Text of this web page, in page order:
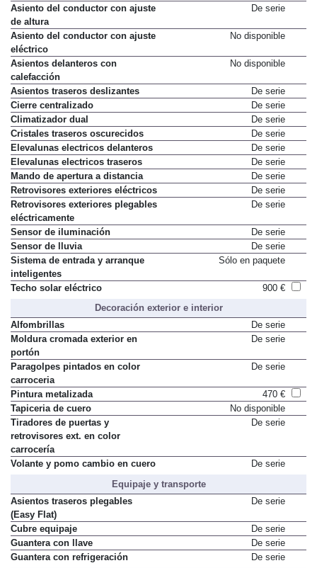
Asiento del conductor con ajuste
de altura
De serie
Asiento del conductor con ajuste
eléctrico
No disponible
Asientos delanteros con
calefacción
No disponible
Asientos traseros deslizantes
De serie
Cierre centralizado
De serie
Climatizador dual
De serie
Cristales traseros oscurecidos
De serie
Elevalunas electricos delanteros
De serie
Elevalunas electricos traseros
De serie
Mando de apertura a distancia
De serie
Retrovisores exteriores eléctricos
De serie
Retrovisores exteriores plegables
eléctricamente
De serie
Sensor de iluminación
De serie
Sensor de lluvia
De serie
Sistema de entrada y arranque
inteligentes
Sólo en paquete
Techo solar eléctrico
900 €
Decoración exterior e interior
Alfombrillas
De serie
Moldura cromada exterior en
portón
De serie
Paragolpes pintados en color
carroceria
De serie
Pintura metalizada
470 €
Tapiceria de cuero
No disponible
Tiradores de puertas y
retrovisores ext. en color
carrocería
De serie
Volante y pomo cambio en cuero
De serie
Equipaje y transporte
Asientos traseros plegables
(Easy Flat)
De serie
Cubre equipaje
De serie
Guantera con llave
De serie
Guantera con refrigeración
De serie